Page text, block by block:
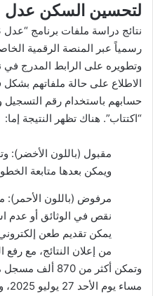
لتحسين السكن عدل
رسمياً عبر المنصة الرقمية
وتطويره على الرابط المدرج في
الاطلاع على حالة ملفاتهم
حسابهم باستخدام رقم التسجيل
“اكتتاب”. هناك تظهر النتيجة إما:
مقبول (باللون الأخضر):
ويمكن بعدها متابعة
مرفوض (باللون
نقص في الوثائق أو عدم
من إعلان النتائج، مع رفع
وتمكن أكثر من